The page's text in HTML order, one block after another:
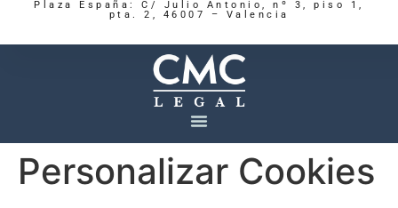
Plaza España: C/ Julio Antonio, nº 3, piso 1,
pta. 2, 46007 – Valencia
Personalizar Cookies